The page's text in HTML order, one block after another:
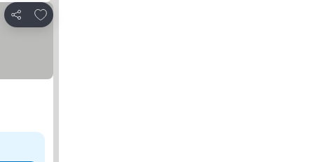
Delen
Toevoegen aan favorieten